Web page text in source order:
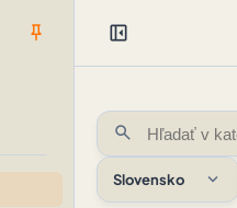
push_pin left_panel_close
search
Slovensko expand_more